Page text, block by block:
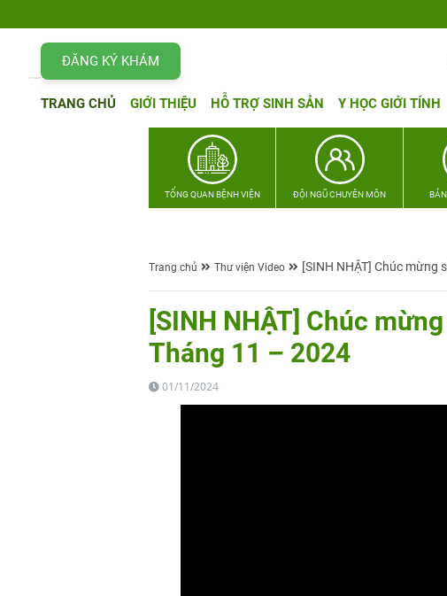
ĐĂNG KÝ KHÁM
TRANG CHỦ GIỚI THIỆU HỖ TRỢ SINH SẢN Y HỌC GIỚI TÍNH
TỔNG QUAN BỆNH VIỆN ĐỘI NGŨ CHUYÊN MÔN
Trang chủ Thư viện Video [SINH NHẬT] Chúc mừng
[SINH NHẬT] Chúc
Tháng 11 – 2024
01/11/2024